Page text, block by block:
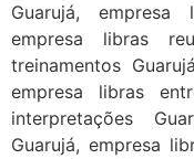
Guarujá, empresa
empresa libras
treinamentos
empresa libras
interpretações
Guarujá, empresa